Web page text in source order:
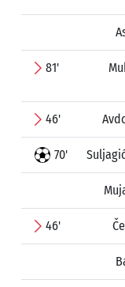
81'
46'
70'
46'